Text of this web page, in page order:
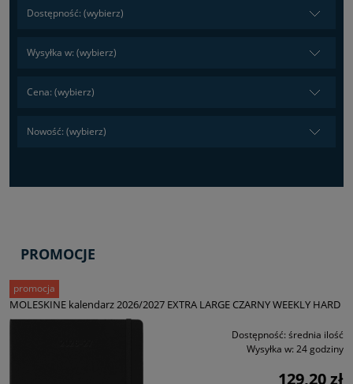
Dostępność: (wybierz)
Wysyłka w: (wybierz)
Cena: (wybierz)
Nowość: (wybierz)
PROMOCJE
MOLESKINE kalendarz 2026/2027 EXTRA LARGE CZARNY WEEKLY HARD
Dostępność: średnia ilość
Wysyłka w: 24 godziny
129,20 zł
promocja